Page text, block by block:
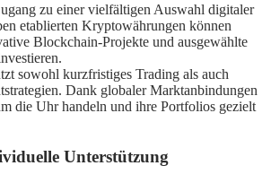
zu einer vielfältigen Auswahl digitaler
etablierten Kryptowährungen können
Blockchain-Projekte und ausgewählte
sowohl kurzfristiges Trading als auch
Dank globaler Marktanbindungen
die Uhr handeln und ihre Portfolios gezielt
Unterstützung